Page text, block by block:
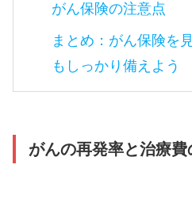
がん保険の注意点
まとめ：がん保険を
もしっかり備えよう
がんの再発率と治療費